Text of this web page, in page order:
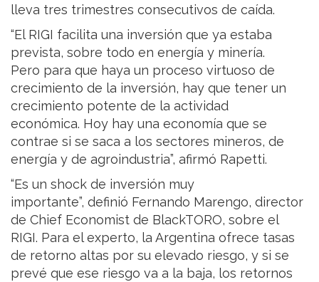
lleva tres trimestres consecutivos de caída.
“El RIGI facilita una inversión que ya estaba
prevista, sobre todo en energía y minería.
Pero para que haya un proceso virtuoso de
crecimiento de la inversión, hay que tener un
crecimiento potente de la actividad
económica. Hoy hay una economía que se
contrae si se saca a los sectores mineros, de
energía y de agroindustria”, afirmó Rapetti.
“Es un shock de inversión muy
importante”, definió Fernando Marengo, director
de Chief Economist de BlackTORO, sobre el
RIGI. Para el experto, la Argentina ofrece tasas
de retorno altas por su elevado riesgo, y si se
prevé que ese riesgo va a la baja, los retornos